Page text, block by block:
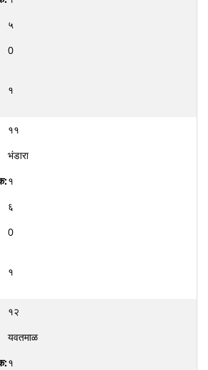
५
0
१
११
भंडारा
१
६
0
१
१२
यवतमाळ
१